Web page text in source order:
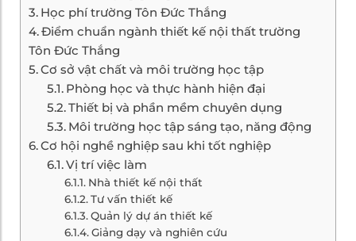
Học phí trường Tôn Đức Thắng
Điểm chuẩn ngành thiết kế nội thất trường
Tôn Đức Thắng
Cơ sở vật chất và môi trường học tập
Phòng học và thực hành hiện đại
Thiết bị và phần mềm chuyên dụng
Môi trường học tập sáng tạo, năng động
Cơ hội nghề nghiệp sau khi tốt nghiệp
Vị trí việc làm
Nhà thiết kế nội thất
Tư vấn thiết kế
Quản lý dự án thiết kế
Giảng dạy và nghiên cứu